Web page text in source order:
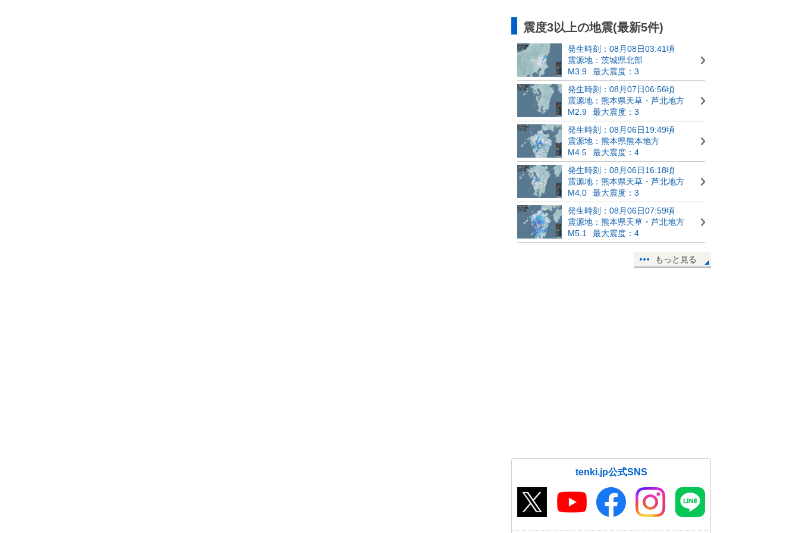
震度3以上の地震(最新5件)
発生時刻：08月08日03:41頃
震源地：茨城県北部
M3.9
最大震度：3
発生時刻：08月07日06:56頃
震源地：熊本県天草・芦北地方
M2.9
最大震度：3
発生時刻：08月06日19:49頃
震源地：熊本県熊本地方
M4.5
最大震度：4
発生時刻：08月06日16:18頃
震源地：熊本県天草・芦北地方
M4.0
最大震度：3
発生時刻：08月06日07:59頃
震源地：熊本県天草・芦北地方
M5.1
最大震度：4
もっと見る
tenki.jp公式SNS